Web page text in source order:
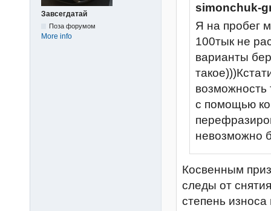
Завсегдатай
Поза форумом
More info
simonchuk-
Я на пробег
100тык не
варианты
возможность
с помощью
невозможно
Косвенным
следы от
степень